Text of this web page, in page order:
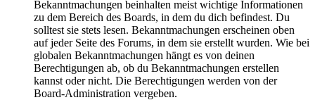
Bekanntmachungen beinhalten meist wichtige Informationen
zu dem Bereich des Boards, in dem du dich befindest. Du
solltest sie stets lesen. Bekanntmachungen erscheinen oben
auf jeder Seite des Forums, in dem sie erstellt wurden. Wie bei
globalen Bekanntmachungen hängt es von deinen
Berechtigungen ab, ob du Bekanntmachungen erstellen
kannst oder nicht. Die Berechtigungen werden von der
Board-Administration vergeben.